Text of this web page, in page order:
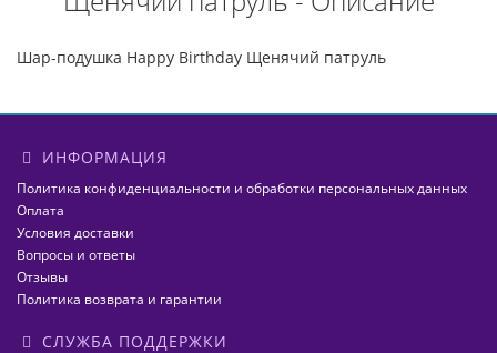
Шар-подушка Happy Birthday Щенячий патруль
ИНФОРМАЦИЯ
Политика конфиденциальности и обработки персональных данных
Оплата
Условия доставки
Вопросы и ответы
Отзывы
Политика возврата и гарантии
СЛУЖБА ПОДДЕРЖКИ